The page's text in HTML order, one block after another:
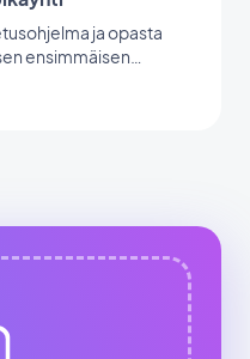
ja opasta
ensimmäisen